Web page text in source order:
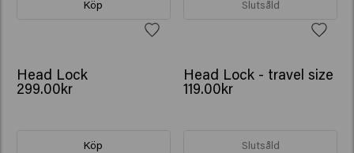
Köp Slutsåld
Head Lock
299.00kr
Köp
Head Lock - travel size
119.00kr
Slutsåld